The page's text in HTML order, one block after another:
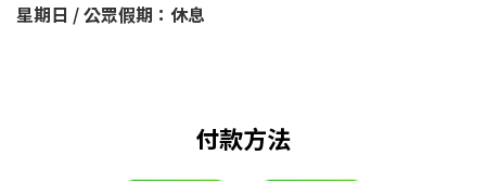
星期日 / 公眾假期：休息
付款方法